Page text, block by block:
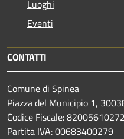
Luoghi
Eventi
CONTATTI
Comune di Spinea
Piazza del Municipio 1,
Codice Fiscale: 82005610272
Partita IVA: 00683400279